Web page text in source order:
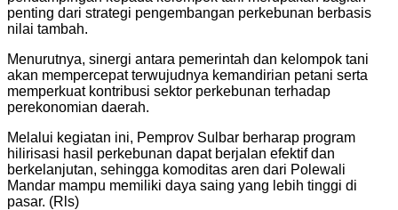
penting dari strategi pengembangan perkebunan berbasis
nilai tambah.
Menurutnya, sinergi antara pemerintah dan kelompok tani
akan mempercepat terwujudnya kemandirian petani serta
memperkuat kontribusi sektor perkebunan terhadap
perekonomian daerah.
Melalui kegiatan ini, Pemprov Sulbar berharap program
hilirisasi hasil perkebunan dapat berjalan efektif dan
berkelanjutan, sehingga komoditas aren dari Polewali
Mandar mampu memiliki daya saing yang lebih tinggi di
pasar. (Rls)